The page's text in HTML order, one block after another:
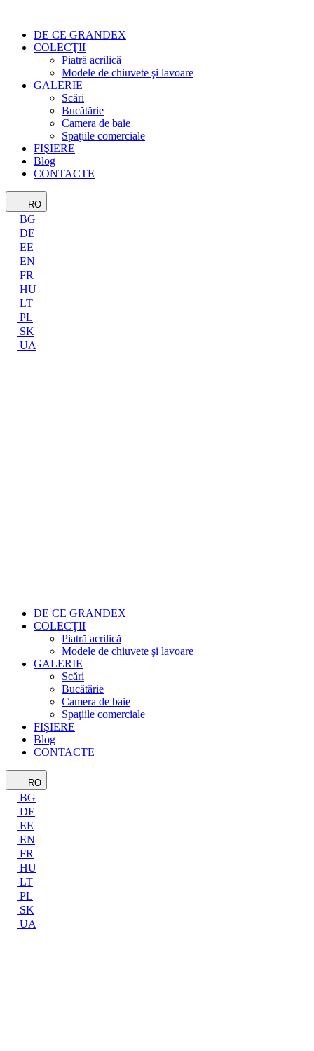
DE CE GRANDEX
COLECŢII
Piatră acrilică
Modele de chiuvete şi lavoare
GALERIE
Scări
Bucătărie
Camera de baie
Spaţiile comerciale
FIŞIERE
Blog
CONTACTE
RO
BG
DE
EE
EN
FR
HU
LT
PL
SK
UA
DE CE GRANDEX
COLECŢII
Piatră acrilică
Modele de chiuvete şi lavoare
GALERIE
Scări
Bucătărie
Camera de baie
Spaţiile comerciale
FIŞIERE
Blog
CONTACTE
RO
BG
DE
EE
EN
FR
HU
LT
PL
SK
UA